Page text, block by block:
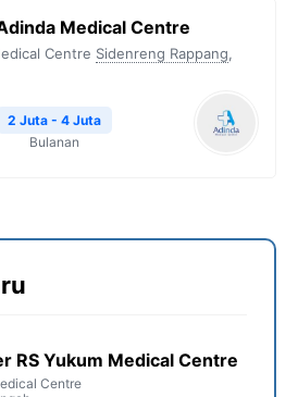
Medical Centre
Centre Sidenreng Rappang,
2 Juta - 4 Juta
Bulanan
RS Yukum Medical Centre
Centre